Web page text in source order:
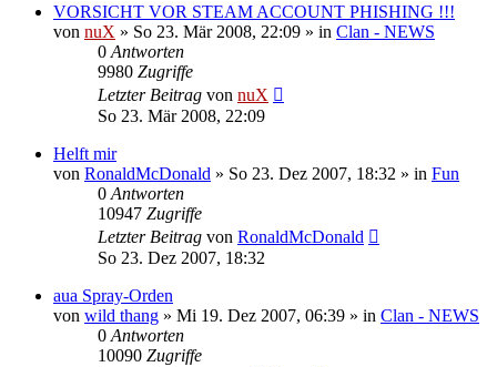
VORSICHT VOR STEAM ACCOUNT PHISHING !!!
von nuX » So 23. Mär 2008, 22:09 » in Clan - NEWS
0 Antworten
9980 Zugriffe
Letzter Beitrag von nuX
So 23. Mär 2008, 22:09
Helft mir
von RonaldMcDonald » So 23. Dez 2007, 18:32 » in Fun
0 Antworten
10947 Zugriffe
Letzter Beitrag von RonaldMcDonald
So 23. Dez 2007, 18:32
aua Spray-Orden
von wild thang » Mi 19. Dez 2007, 06:39 » in Clan - NEWS
0 Antworten
10090 Zugriffe